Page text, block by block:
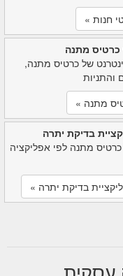
חנות »
כרטיס מתנה
של כרטיס מתנה,
והתניות
מתנה »
בדיקת יתרה
כרטיס מתנה לפי אפליקציה
בדיקת יתרה »